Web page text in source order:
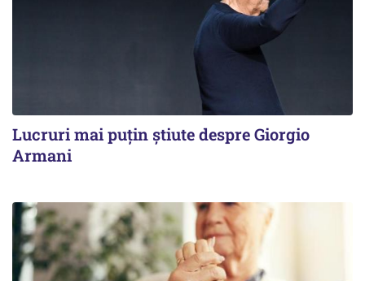
Lucruri mai puțin știute despre Giorgio
Armani